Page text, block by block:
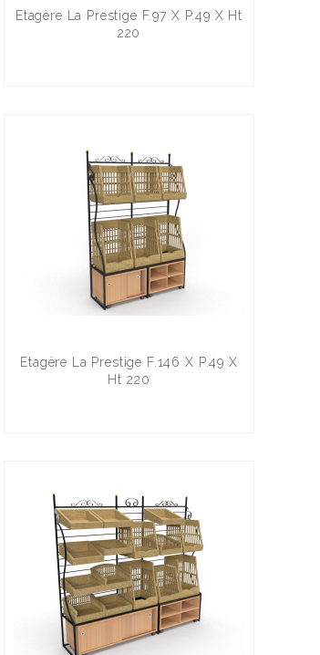
Etagère La Prestige F.97 X P.49 X Ht
220
Etagère La Prestige F.146 X P.49 X
Ht 220